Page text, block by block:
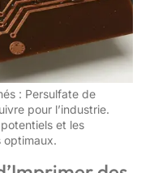
: Persulfate de
pour l’industrie.
et les
optimaux.